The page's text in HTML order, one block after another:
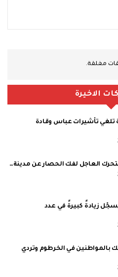
مغلقة.
الاخيرة
تلغي تأشيرات عباس وقادة
العاجل لفك الحصار عن مدينة…
زيادةً كبيرةً في عدد
بالمواطنين في الخرطوم وتردي